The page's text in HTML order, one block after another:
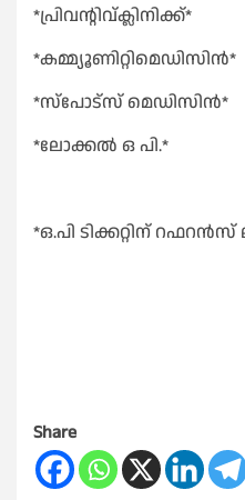
*പ്രിവൻ്റിവ്ക്ലിനിക്ക്*
*കമ്മ്യൂണിറ്റിമെഡിസിൻ*
*സ്പോട്സ് മെഡിസിൻ*
*ലോക്കൽ ഒ പി.*
*ഒ.പി ടിക്കറ്റിന്
Share